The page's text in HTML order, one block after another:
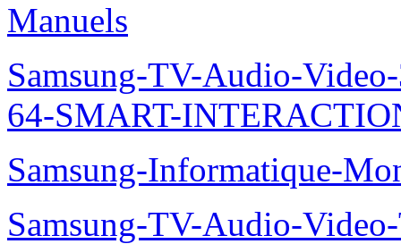
Manuels
Samsung-TV-Audio-
64-SMART-
Samsung-Informatique-
Samsung-TV-Audio-